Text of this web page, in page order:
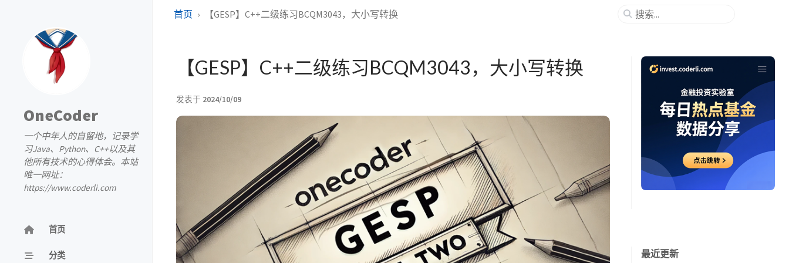
OneCoder
一个中年人的自留地，记录学
习Java、Python、C++以及其
他所有技术的心得体会。本站
唯一网址：
https://www.coderli.com
首页
分类
首页 【GESP】C++二级练习BCQM3043，大小写转换
【GESP】C++二级练习BCQM3043，大小写转换
发表于 2024/10/09
最近更新